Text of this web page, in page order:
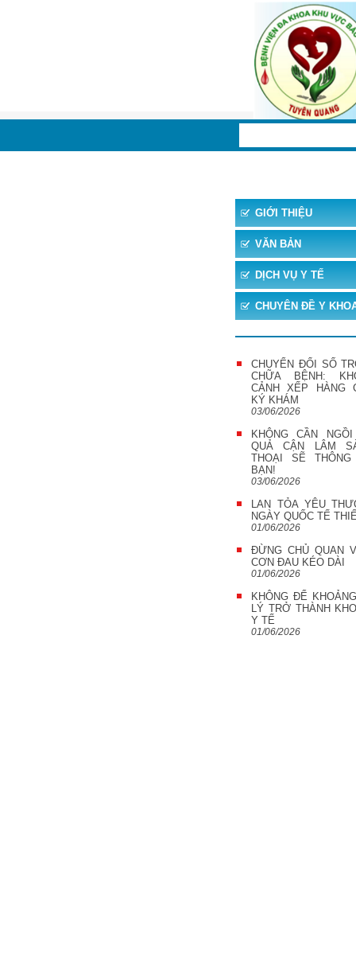
GIỚI THIỆU
VĂN BẢN
DỊCH VỤ Y TẾ
CHUYÊN ĐỀ Y
CHUYỂN ĐỔI SỐ
CHỮA BỆNH:
CẢNH XẾP HÀNG
KÝ KHÁM
03/06/2026
KHÔNG CẦN
QUẢ CẬN LÂM
THOẠI SẼ
BẠN!
03/06/2026
LAN TỎA YÊU
NGÀY QUỐC TẾ
01/06/2026
ĐỪNG CHỦ QUAN
CƠN ĐAU KÉO DÀI
01/06/2026
KHÔNG ĐỂ
LÝ TRỞ THÀNH
Y TẾ
01/06/2026